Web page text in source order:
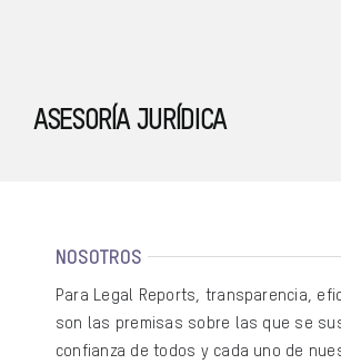
ASESORÍA JURÍDICA
NOSOTROS
Para Legal Reports, transparencia,
son las premisas sobre las que se
confianza de todos y cada uno de